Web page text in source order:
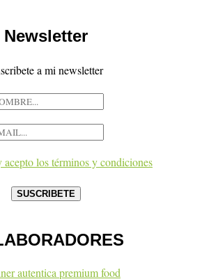
Newsletter
a mi newsletter
los términos y condiciones